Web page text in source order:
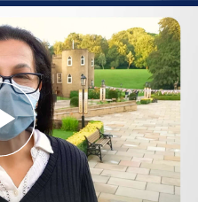
Play